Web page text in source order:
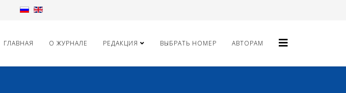
ГЛАВНАЯ О ЖУРНАЛЕ РЕДАКЦИЯ ВЫБРАТЬ НОМЕР АВТОРАМ